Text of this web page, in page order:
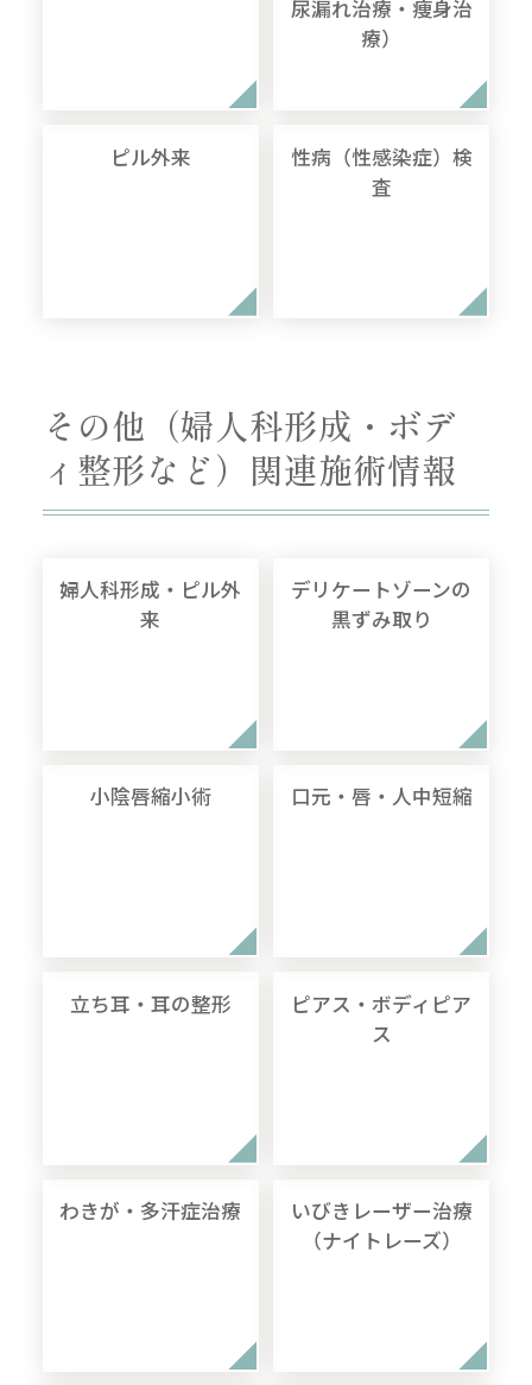
尿漏れ治療・痩身治
療）
ピル外来
性病（性感染症）検
査
その他（婦人科形成・ボデ
ィ整形など）関連施術情報
婦人科形成・ピル外
来
デリケートゾーンの
黒ずみ取り
小陰唇縮小術 口元・唇・人中短縮
立ち耳・耳の整形
ピアス・ボディピア
ス
わきが・多汗症治療
いびきレーザー治療
（ナイトレーズ）